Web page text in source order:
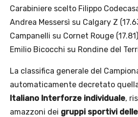
Carabiniere scelto Filippo
Andrea Messersì su Calgary Z
Campanelli su Cornet Rouge
Emilio Bicocchi su Rondine del
La classifica generale del
automaticamente decretato
Italiano Interforze individuale,
amazzoni dei gruppi sportivi